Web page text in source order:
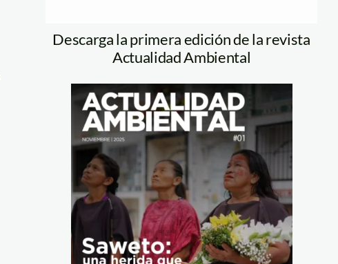
Descarga la primera edición de la revista
Actualidad Ambiental